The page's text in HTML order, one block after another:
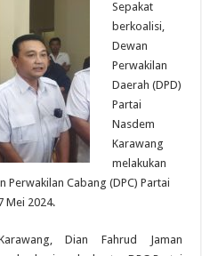
Sepakat
berkoalisi,
Dewan
Perwakilan
Daerah (DPD)
Partai
Nasdem
Karawang
melakukan
Perwakilan Cabang (DPC) Partai
Mei 2024.
Dian Fahrud Jaman